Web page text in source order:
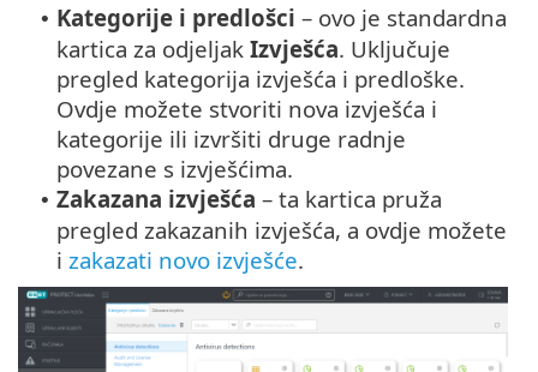
• Kategorije i predlošci – ovo je standardna
kartica za odjeljak Izvješća. Uključuje
pregled kategorija izvješća i predloške.
Ovdje možete stvoriti nova izvješća i
kategorije ili izvršiti druge radnje
povezane s izvješćima.
• Zakazana izvješća – ta kartica pruža
pregled zakazanih izvješća, a ovdje možete
i zakazati novo izvješće.